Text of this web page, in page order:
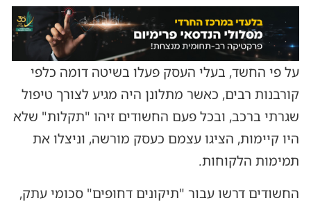
על פי החשד, בעלי העסק פעלו בשיטה דומה כלפי
קורבנות רבים, כאשר מתלונן היה מגיע לצורך טיפול
שגרתי ברכב, ובכל פעם החשודים זיהו "תקלות" שלא
היו קיימות, הציגו עצמם כעסק מורשה, וניצלו את
תמימות הלקוחות.
החשודים דרשו עבור "תיקונים דחופים" סכומי עתק,